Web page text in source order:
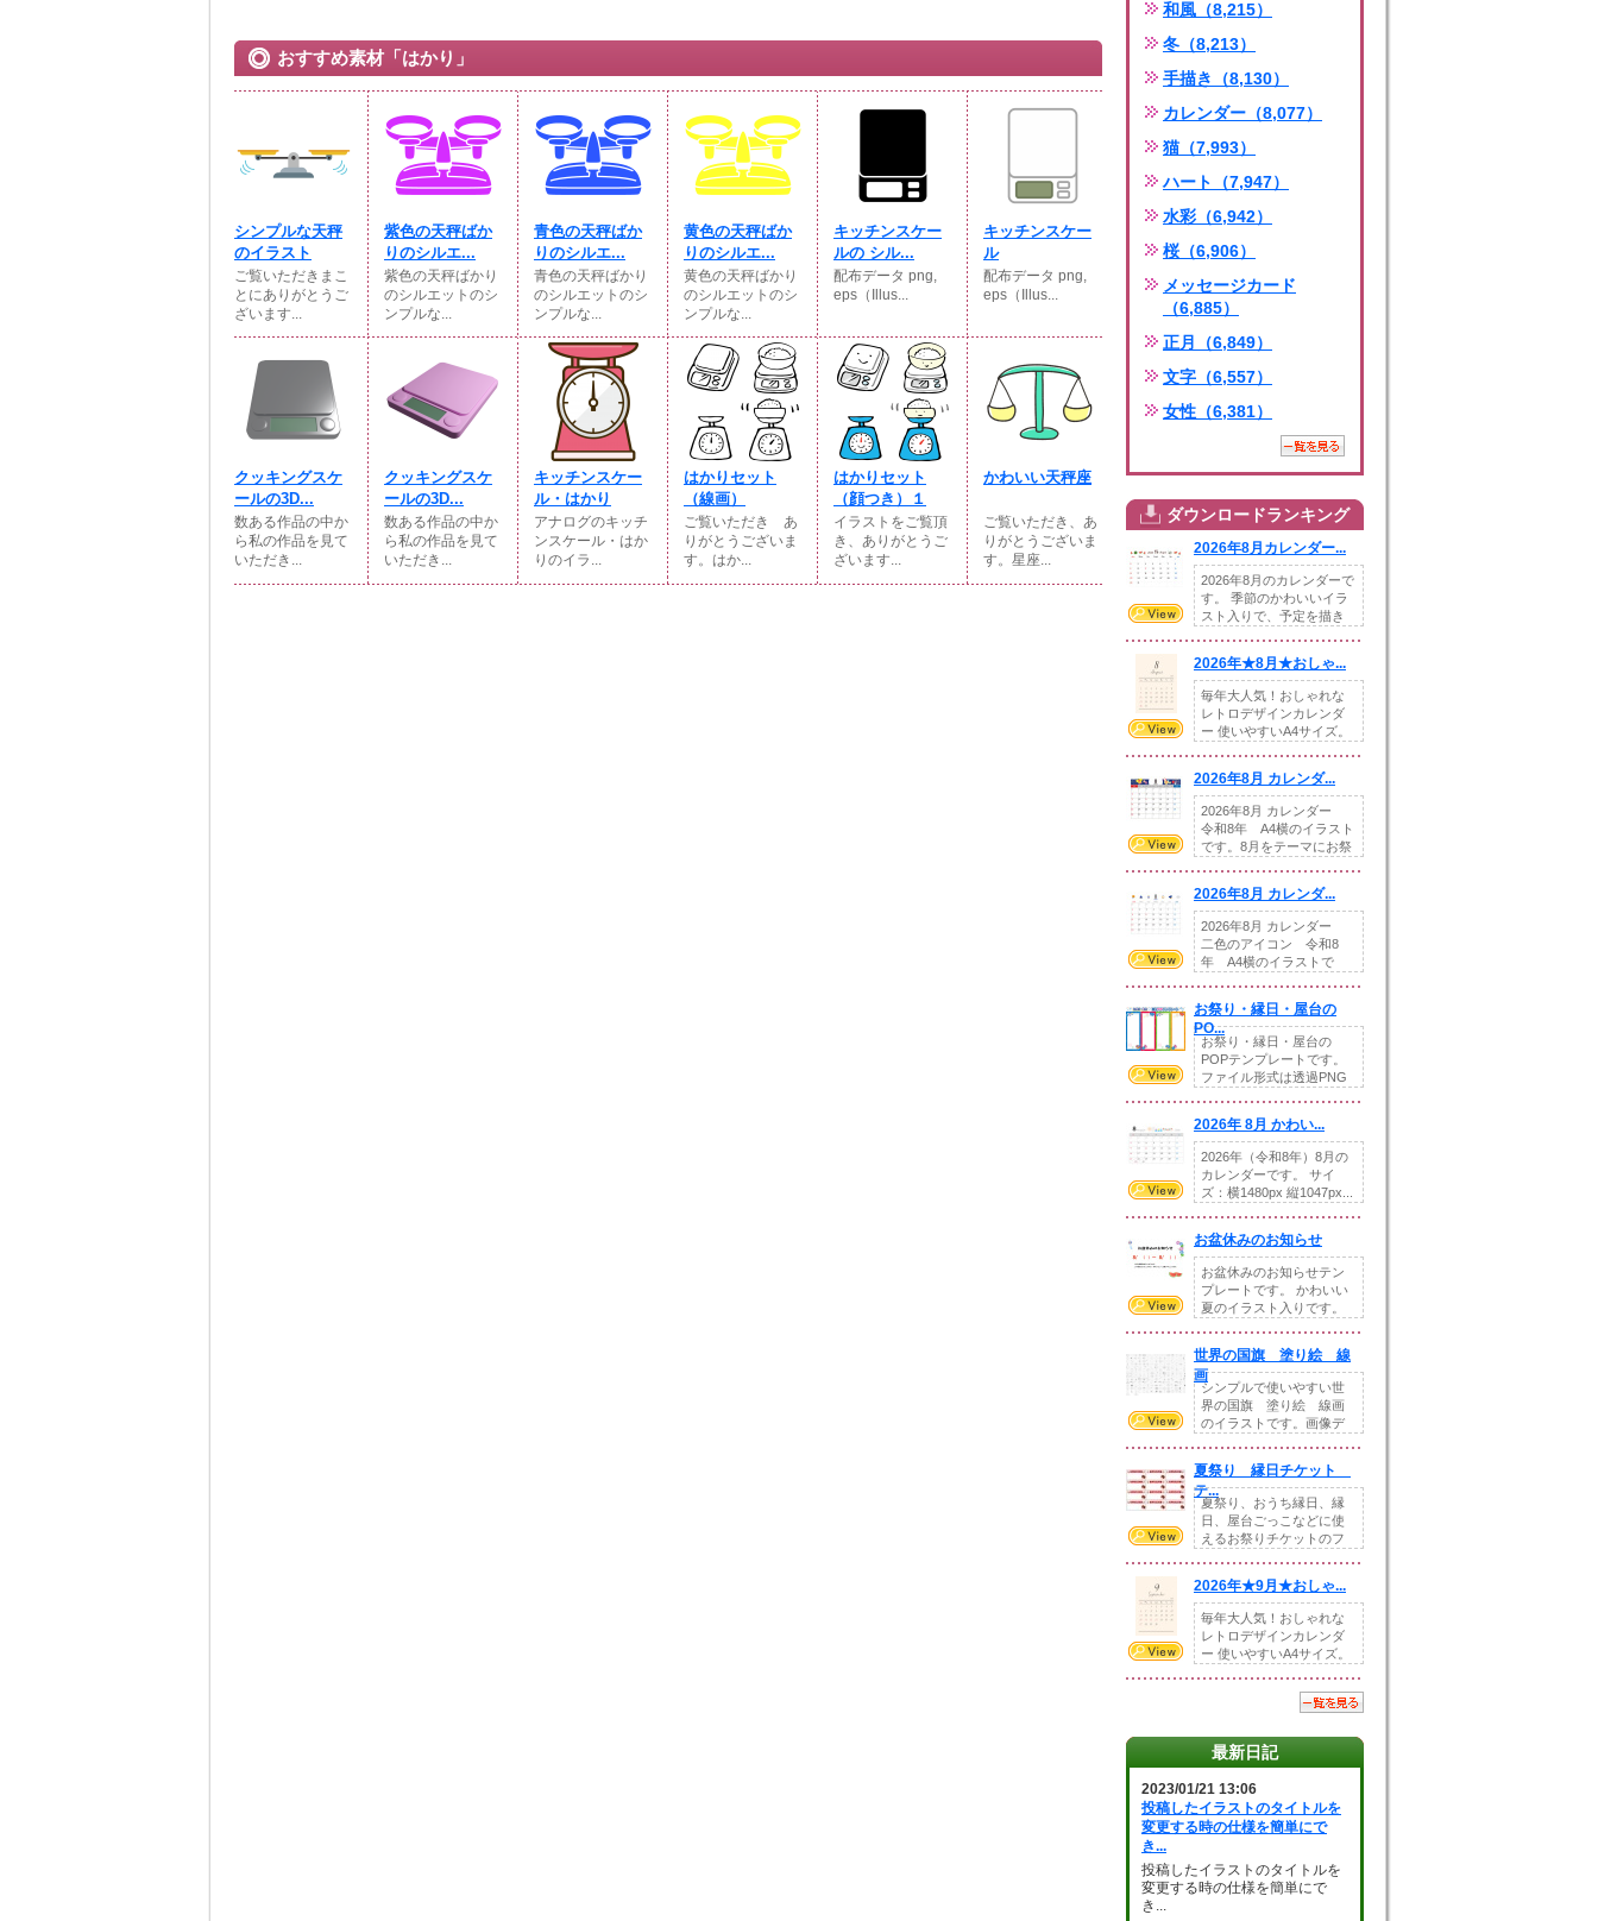
おすすめ素材「はかり」
シンプルな天秤
のイラスト
ご覧いただきまこ
とにありがとうご
ざいます...
紫色の天秤ばか
りのシルエ...
紫色の天秤ばかり
のシルエットのシ
ンプルな...
青色の天秤ばか
りのシルエ...
青色の天秤ばかり
のシルエットのシ
ンプルな...
黄色の天秤ばか
りのシルエ...
黄色の天秤ばかり
のシルエットのシ
ンプルな...
キッチンスケー
ルの シル...
配布データ png,
eps（Illus...
キッチンスケー
ル
配布データ png,
eps（Illus...
クッキングスケ
ールの3D...
数ある作品の中か
ら私の作品を見て
いただき...
クッキングスケ
ールの3D...
数ある作品の中か
ら私の作品を見て
いただき...
キッチンスケー
ル・はかり
アナログのキッチ
ンスケール・はか
りのイラ...
はかりセット
（線画）
ご覧いただき あ
りがとうございま
す。はか...
はかりセット
（顔つき）１
イラストをご覧頂
き、ありがとうご
ざいます...
かわいい天秤座
ご覧いただき、あ
りがとうございま
す。星座...
和風（8,215）
冬（8,213）
手描き（8,130）
カレンダー（8,077）
猫（7,993）
ハート（7,947）
水彩（6,942）
桜（6,906）
メッセージカード
（6,885）
正月（6,849）
文字（6,557）
女性（6,381）
ダウンロードランキング
2026年8月カレンダー...
2026年8月のカレンダーで
す。 季節のかわいいイラ
スト入りで、予定を描き
2026年★8月★おしゃ...
毎年大人気！おしゃれな
レトロデザインカレンダ
ー 使いやすいA4サイズ。
2026年8月 カレンダ...
2026年8月 カレンダー
令和8年 A4横のイラスト
です。8月をテーマにお祭
2026年8月 カレンダ...
2026年8月 カレンダー
二色のアイコン 令和8
年 A4横のイラストで
お祭り・縁日・屋台の
PO...
お祭り・縁日・屋台の
POPテンプレートです。
ファイル形式は透過PNG
2026年 8月 かわい...
2026年（令和8年）8月の
カレンダーです。 サイ
ズ：横1480px 縦1047px...
お盆休みのお知らせ
お盆休みのお知らせテン
プレートです。 かわいい
夏のイラスト入りです。
世界の国旗 塗り絵 線
画
シンプルで使いやすい世
界の国旗 塗り絵 線画
のイラストです。画像デ
夏祭り 縁日チケット
テ...
夏祭り、おうち縁日、縁
日、屋台ごっこなどに使
えるお祭りチケットのフ
2026年★9月★おしゃ...
毎年大人気！おしゃれな
レトロデザインカレンダ
ー 使いやすいA4サイズ。
最新日記
2023/01/21 13:06
投稿したイラストのタイトルを
変更する時の仕様を簡単にで
き...
投稿したイラストのタイトルを
変更する時の仕様を簡単にで
き...